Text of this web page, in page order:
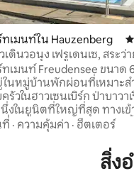
เมนท์ใน Hauzenberg ค
เดินวอนุง เฟรูเดนเซ, สระว่า
เออร์ วัลด์
เมนท์ Freudensee ขนาด
ในหมู่บ้านพักผ่อนที่เหมาะส
รัวในฮาวเซนเบิร์ก ป่าบาวา
งในยูนิตที่ใหญ่ที่สุด ทางเ
ที่จอดรถด้านนอก สระว่ายน้
มสำหรับผู้เข้าพักในหมู่บ้านพั
นาทีถึงทะเลสาบที่ใช้แช่น้ำ ร
าไปทางทิศใต้พร้อมวิวที่สว
ที่ · ความคุ้มค่า · ฮีตเตอร์
สิ่ง